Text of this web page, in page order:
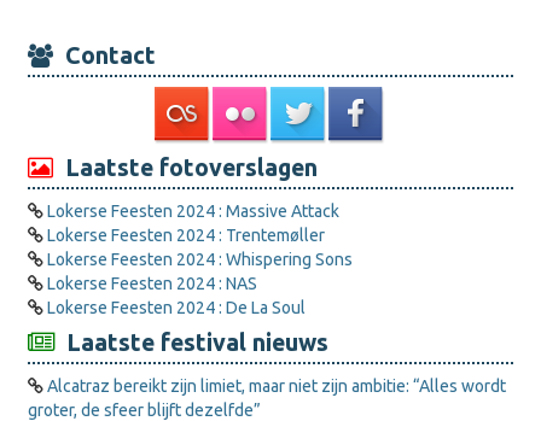
Contact
Laatste fotoverslagen
Lokerse Feesten 2024 : Massive Attack
Lokerse Feesten 2024 : Trentemøller
Lokerse Feesten 2024 : Whispering Sons
Lokerse Feesten 2024 : NAS
Lokerse Feesten 2024 : De La Soul
Laatste festival nieuws
Alcatraz bereikt zijn limiet, maar niet zijn ambitie: “Alles wordt
groter, de sfeer blijft dezelfde”